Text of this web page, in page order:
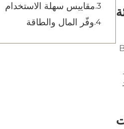
مقاييس سهلة الاستخدام
وفّر المال والطاقة